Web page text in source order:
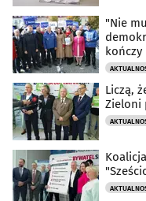
"Nie
kończy
Liczą,
Zieloni